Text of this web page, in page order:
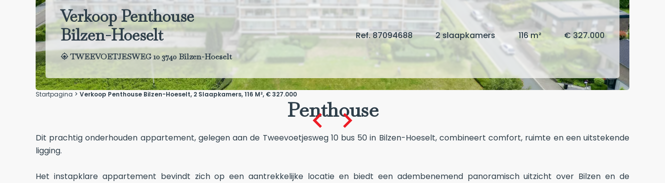
Verkoop Penthouse
Bilzen-Hoeselt
TWEEVOETJESWEG 10 3740 Bilzen-Hoeselt
Ref. 87094688 2 slaapkamers 116 m² € 327.000
Startpagina Verkoop Penthouse Bilzen-Hoeselt, 2 Slaapkamers, 116 M², € 327.000
Penthouse
Dit prachtig onderhouden appartement, gelegen aan de Tweevoetjesweg 10 bus 50 in Bilzen-Hoeselt, combineert comfort, ruimte en een uitstekende
ligging.
Het instapklare appartement bevindt zich op een aantrekkelijke locatie en biedt een adembenemend panoramisch uitzicht over Bilzen en de